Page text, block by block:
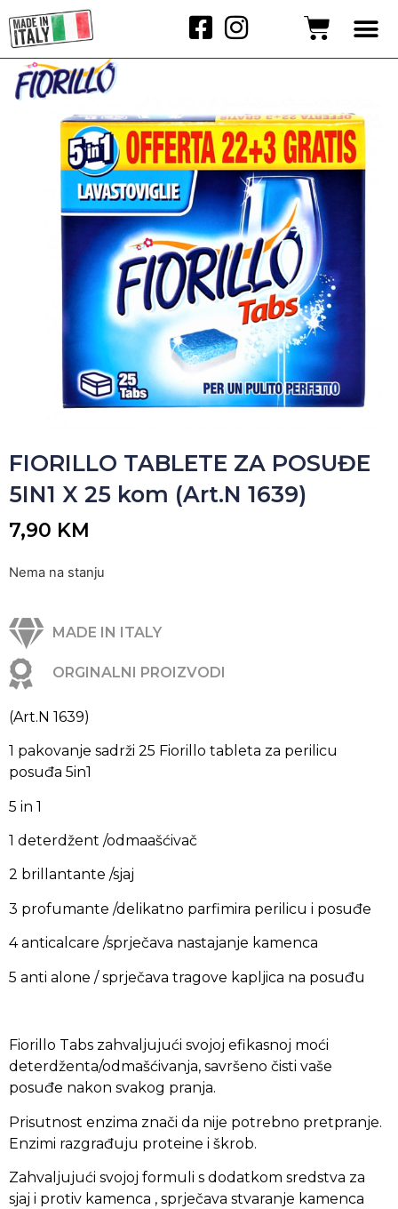
FIORILLO TABLETE ZA POSUĐE
5IN1 X 25 kom (Art.N 1639)
7,90 KM
Nema na stanju
MADE IN ITALY
ORGINALNI PROIZVODI
(Art.N 1639)
1 pakovanje sadrži 25 Fiorillo tableta za perilicu
posuđa 5in1
5 in 1
1 deterdžent /odmaašćivač
2 brillantante /sjaj
3 profumante /delikatno parfimira perilicu i posuđe
4 anticalcare /sprječava nastajanje kamenca
5 anti alone / sprječava tragove kapljica na posuđu
Fiorillo Tabs zahvaljujući svojoj efikasnoj moći
deterdženta/odmašćivanja, savršeno čisti vaše
posuđe nakon svakog pranja.
Prisutnost enzima znači da nije potrebno pretpranje.
Enzimi razgrađuju proteine i škrob.
Zahvaljujući svojoj formuli s dodatkom sredstva za
sjaj i protiv kamenca , sprječava stvaranje kamenca